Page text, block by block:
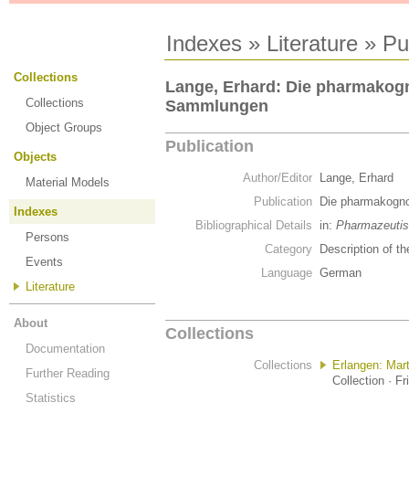
Indexes » Literature »
Collections
Collections
Object Groups
Objects
Material Models
Indexes
Persons
Events
Literature
About
Documentation
Further Reading
Statistics
Lange, Erhard: Die
Sammlungen
Publication
Author/Editor
Lange, Erhard
Publication
Die
Bibliographical Details
in:
Category
Description of
Language German
Collections
Collections
Erlangen:
Collection ·